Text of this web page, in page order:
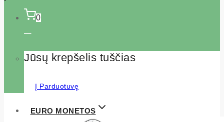
0
Jūsų krepšelis tuščias
Į Parduotuvę
EURO MONETOS